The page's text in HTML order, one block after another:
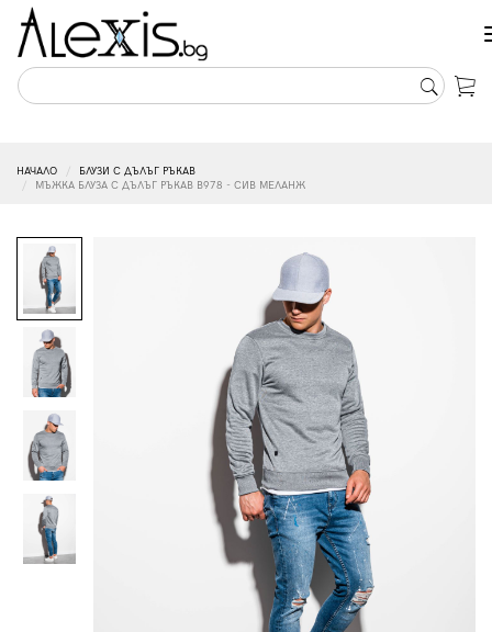
НАЧАЛО
БЛУЗИ С ДЪЛЪГ РЪКАВ
МЪЖКА БЛУЗА С ДЪЛЪГ РЪКАВ B978 - СИВ МЕЛАНЖ